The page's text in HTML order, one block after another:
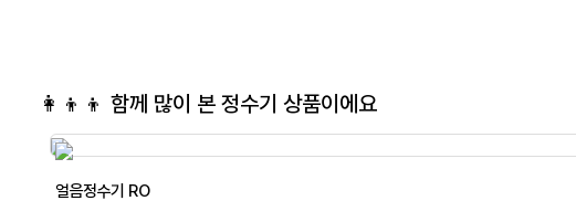
👩‍👦‍👦 함께 많이 본 정수기 상품이에요
얼음정수기 RO